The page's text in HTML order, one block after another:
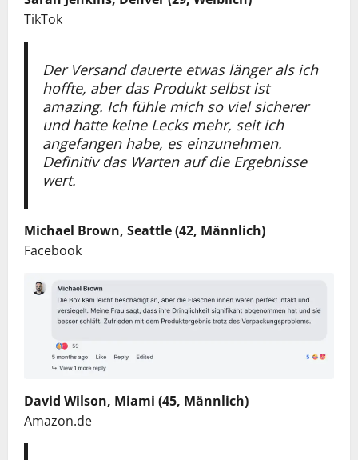
TikTok
Der Versand dauerte etwas länger als ich
hoffte, aber das Produkt selbst ist
amazing. Ich fühle mich so viel sicherer
und hatte keine Lecks mehr, seit ich
angefangen habe, es einzunehmen.
Definitiv das Warten auf die Ergebnisse
wert.
Michael Brown, Seattle (42, Männlich)
Facebook
David Wilson, Miami (45, Männlich)
Amazon.de